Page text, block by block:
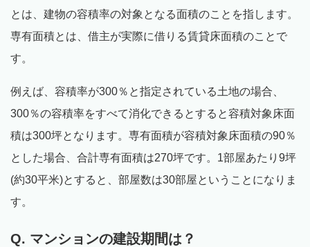
とは、建物の容積率の対象となる面積のことを指します。
専有面積とは、借主が実際に借りる賃貸床面積のことで
す。
例えば、容積率が300％と指定されている土地の場合、
300％の容積率をすべて消化できるとすると容積対象床面
積は300坪となります。専有面積が容積対象床面積の90％
とした場合、合計専有面積は270坪です。1部屋あたり9坪
(約30平米)とすると、部屋数は30部屋ということになりま
す。
Q. マンションの建設期間は？